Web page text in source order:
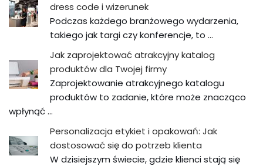
dress code i wizerunek
Podczas każdego branżowego wydarzenia,
takiego jak targi czy konferencje, to …
Jak zaprojektować atrakcyjny katalog
produktów dla Twojej firmy
Zaprojektowanie atrakcyjnego katalogu
produktów to zadanie, które może znacząco
wpłynąć …
Personalizacja etykiet i opakowań: Jak
dostosować się do potrzeb klienta
W dzisiejszym świecie, gdzie klienci stają się